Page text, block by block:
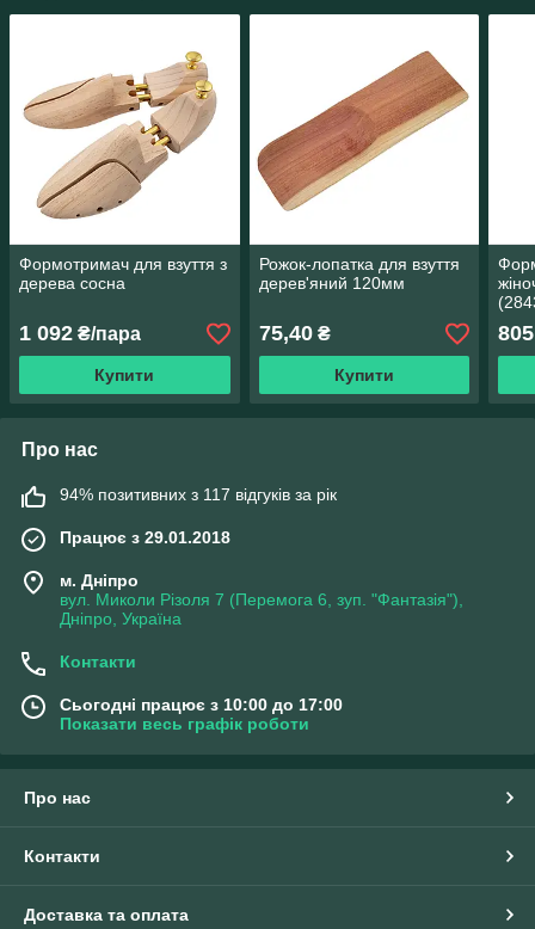
Формотримач для взуття з
дерева сосна
1 092 ₴/пара
Купити
Рожок-лопатка для взуття
дерев'яний 120мм
75,40₴
Купити
Про нас
94% позитивних з 117 відгуків за рік
Працює з 29.01.2018
м. Дніпро
вул. Миколи Різоля 7 (Перемога 6, зуп. "Фантазія"),
Дніпро, Україна
Контакти
Сьогодні працює з 10:00 до 17:00
Показати весь графік роботи
Про нас
Контакти
Доставка та оплата